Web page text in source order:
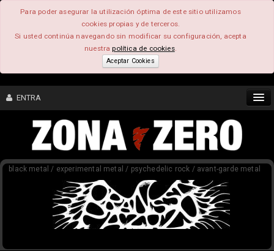
Para poder asegurar la utilización óptima de este sitio utilizamos
cookies propias y de terceros.
Si usted continúa navegando sin modificar su configuración, acepta
nuestrapolítica de cookies.
Aceptar Cookies
ENTRA
CONTENIDO
COMUNIDAD
FEEEDBACK
black metal / experimental metal / psychedelic rock / avant-garde metal